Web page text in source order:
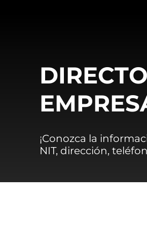
¡Conozca la
NIT, dirección,